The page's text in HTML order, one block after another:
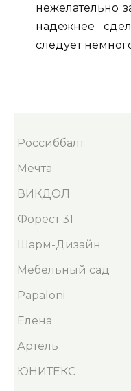
нежелательно
надежнее
следует
Россиббалт
Мечта
ВИКДОЛ
Форест 31
Шарм-Дизайн
Мебельный сад
Papaloni
Елена
Артель
ЮНИТЕКС